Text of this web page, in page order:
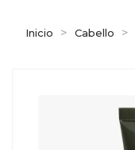
Inicio Cabello